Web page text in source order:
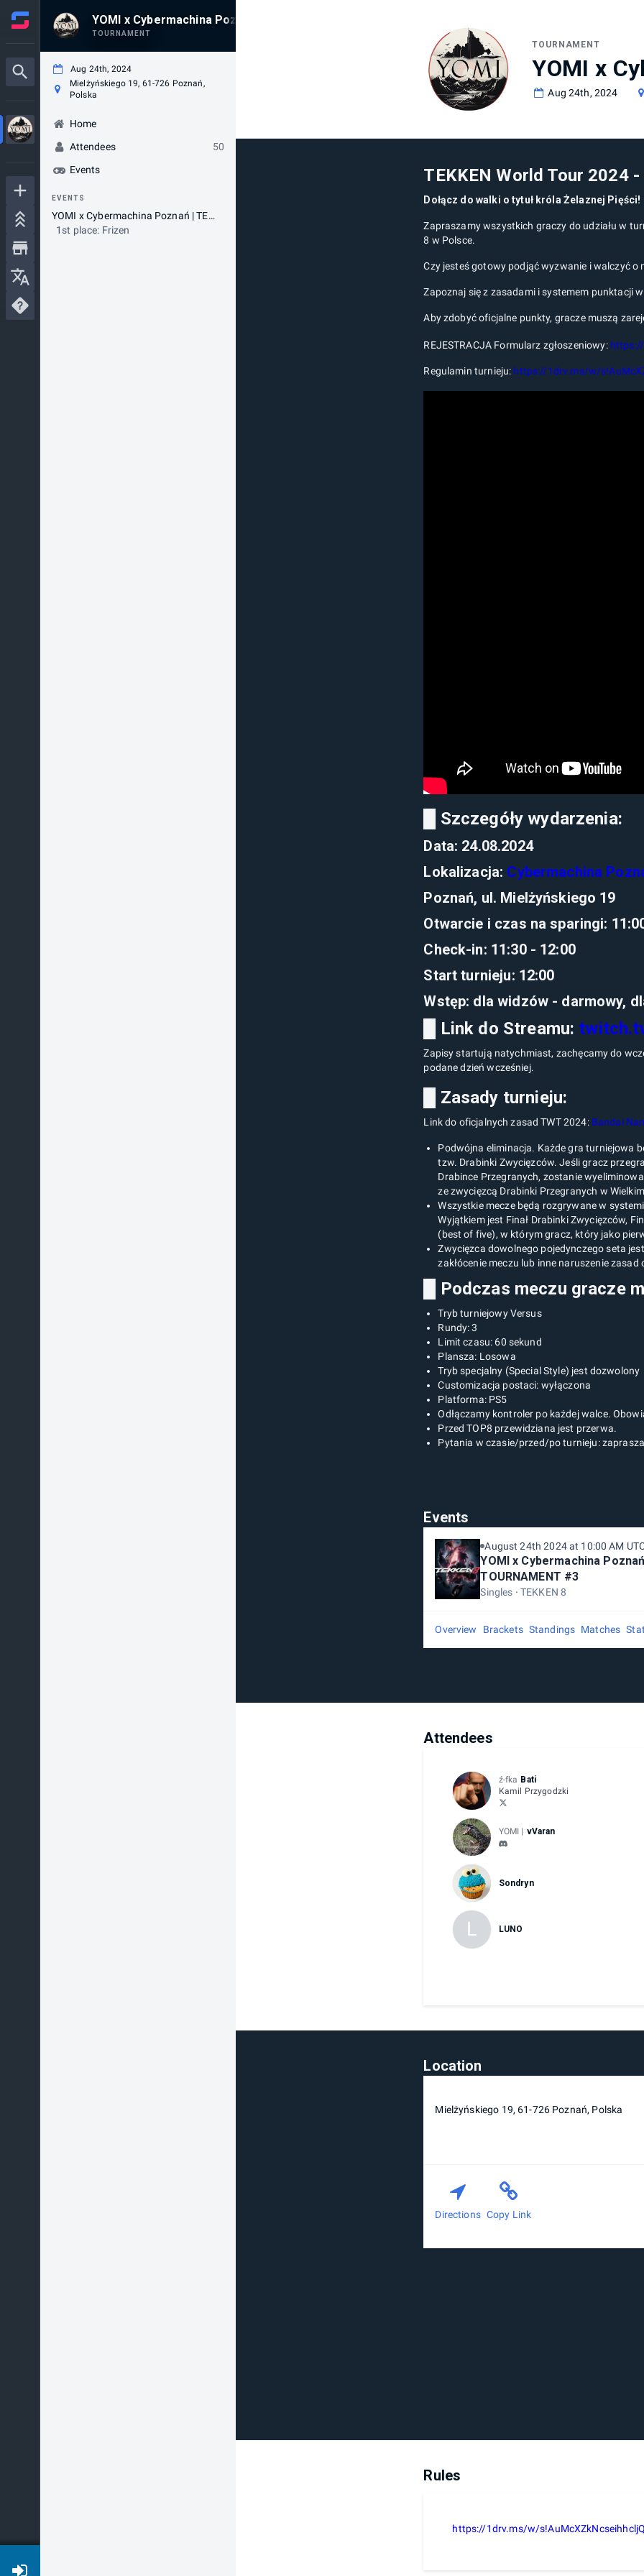
YOMI x Cybermachina Poznań | TEKKEN World Tour 2024 DOJO - YOMI TOURNAMENT 3
TOURNAMENT
Aug 24th, 2024
Mielżyńskiego 19, 61-726 Poznań,
Polska
Home
Attendees
50
Events
EVENTS
YOMI x Cybermachina Poznań | TEKKEN World Tour 2024 DOJO - YOMI TOURNAMENT #3
1st place: Frizen
TOURNAMENT
Aug 24th, 2024
TEKKEN World Tour 2024 -
Dołącz do walki o tytuł króla Żelaznej Pięści!
Zapraszamy wszystkich graczy do udziału w
8 w Polsce.
Czy jesteś gotowy podjąć wyzwanie i walczyć o
Zapoznaj się z zasadami i systemem punktacji
Aby zdobyć oficjalne punkty, gracze muszą
REJESTRACJA Formularz zgłoszeniowy:
Regulamin turnieju: https://1drv.ms/w/
█ Szczegóły wydarzenia:
Data: 24.08.2024
Lokalizacja: Cybermachina
Poznań, ul. Mielżyńskiego 19
Otwarcie i czas na sparingi:
Check-in: 11:30 - 12:00
Start turnieju: 12:00
Wstęp: dla widzów - darmowy,
█ Link do Streamu:
Zapisy startują natychmiast, zachęcamy do
podane dzień wcześniej.
█ Zasady turnieju:
Link do oficjalnych zasad TWT 2024: Bandai
Podwójna eliminacja. Każde gra turniejowa
tzw. Drabinki Zwycięzców. Jeśli gracz
Drabince Przegranych, zostanie
ze zwycięzcą Drabinki Przegranych w
Wszystkie mecze będą rozgrywane w
Wyjątkiem jest Finał Drabinki Zwycięzców,
(best of five), w którym gracz, który jako
Zwycięzca dowolnego pojedynczego seta
zakłócenie meczu lub inne naruszenie
█ Podczas meczu gracze
Tryb turniejowy Versus
Rundy: 3
Limit czasu: 60 sekund
Plansza: Losowa
Tryb specjalny (Special Style) jest dozwolony
Customizacja postaci: wyłączona
Platforma: PS5
Odłączamy kontroler po każdej walce.
Przed TOP8 przewidziana jest przerwa.
Pytania w czasie/przed/po turnieju:
Events
August 24th 2024 at 10:00 AM
YOMI x Cybermachina
TOURNAMENT #3
Singles TEKKEN 8
Overview Brackets Standings Matches
Attendees
ź-fka Bati
Kamil Przygodzki
YOMI | vVaran
Sondryn
L LUNO
Location
Mielżyńskiego 19, 61-726 Poznań, Polska
Directions Copy Link
Rules
https://1drv.ms/w/